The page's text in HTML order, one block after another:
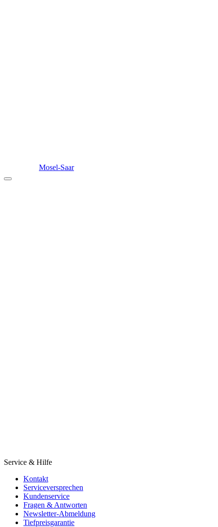
Mosel-Saar
Service & Hilfe
Kontakt
Serviceversprechen
Kundenservice
Fragen & Antworten
Newsletter-Abmeldung
Tiefpreisgarantie